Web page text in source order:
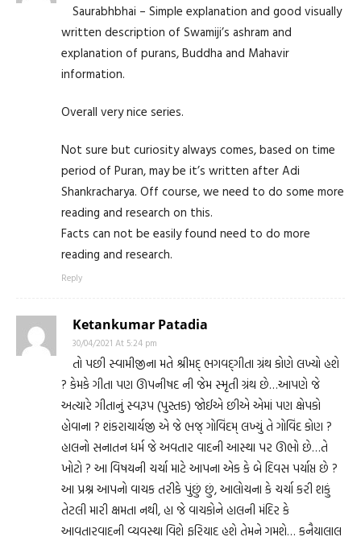
Saurabhbhai – Simple explanation and good visually
written description of Swamiji’s ashram and
explanation of purans, Buddha and Mahavir
information.
Overall very nice series.
Not sure but curiosity always comes, based on time
period of Puran, may be it’s written after Adi
Shankracharya. Off course, we need to do some more
reading and research on this.
Facts can not be easily found need to do more
reading and research.
Reply
Ketankumar Patadia
30/04/2021 At 5:24 pm
તો પછી સ્વામીજીના મતે શ્રીમદ્ ભગવદ્ગીતા ગ્રંથ કોણે લખ્યો હશે
? કેમકે ગીતા પણ ઊપનીષદ ની જેમ સ્મૃતી ગ્રંથ છે…આપણે જે
અત્યારે ગીતાનું સ્વરૂપ (પુસ્તક) જોઈએ છીએ એમાં પણ ક્ષેપકો
હોવાના ? શંકરાચાર્યજી એ જે ભજ્ ગોવિંદમ્ લખ્યું તે ગોવિંદ કોણ ?
હાલનો સનાતન ધર્મ જે અવતાર વાદની આસ્થા પર ઊભો છે…તે
ખોટો ? આ વિષયની ચર્ચા માટે આપના એક કે બે દિવસ પર્યાપ્ત છે ?
આ પ્રશ્ન આપનો વાચક તરીકે પુંછું છું, આલોચના કે ચર્ચા કરી શકું
તેટલી મારી ક્ષમતા નથી, હા જે વાચકોને હાલની મંદિર કે
આવતારવાદની વ્યવસ્થા વિશે ફરિયાદ હશે તેમને ગમશે… કનૈયાલાલ